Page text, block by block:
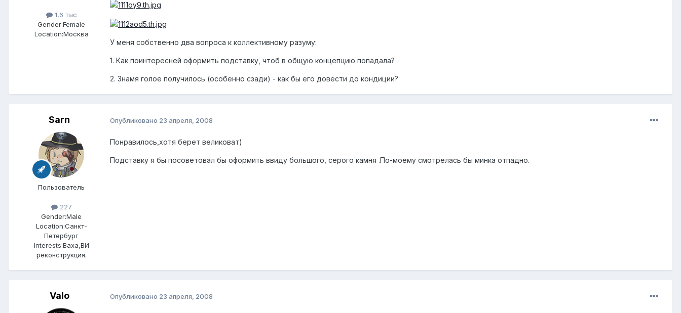
1,6 тыс
Gender:Female
Location:Москва
У меня собственно два вопроса к коллективному разуму:
1. Как поинтересней оформить подставку, чтоб в общую концепцию попадала?
2. Знамя голое получилось (особенно сзади) - как бы его довести до кондиции?
Sarn
Пользователь
227
Gender:Male
Location:Санкт-
Петербург
Interests:Ваха,ВИ
реконструкция.
Опубликовано 23 апреля, 2008
Понравилось,хотя берет великоват)
Подставку я бы посоветовал бы оформить ввиду большого, серого камня .По-моему смотрелась бы минка отпадно.
Valo Опубликовано 23 апреля, 2008